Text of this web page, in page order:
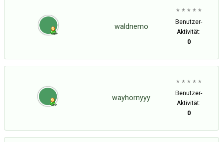
waldnemo
* * * * *
Benutzer-
Aktivität:
0
wayhornyyy
* * * * *
Benutzer-
Aktivität:
0